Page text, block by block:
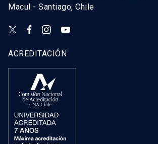
Macul - Santiago, Chile
ACREDITACIÓN